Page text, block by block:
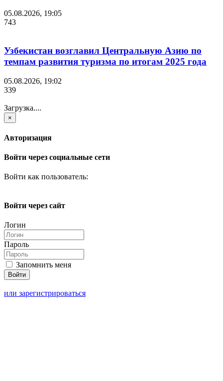
05.08.2026, 19:05
743
Узбекистан возглавил Центральную Азию по
темпам развития туризма по итогам 2025 года
05.08.2026, 19:02
339
Загрузка....
×
Авторизация
Войти через социальные сети
Войти как пользователь:
Войти через сайт
Логин
Пароль
Запомнить меня
или зарегистрироваться